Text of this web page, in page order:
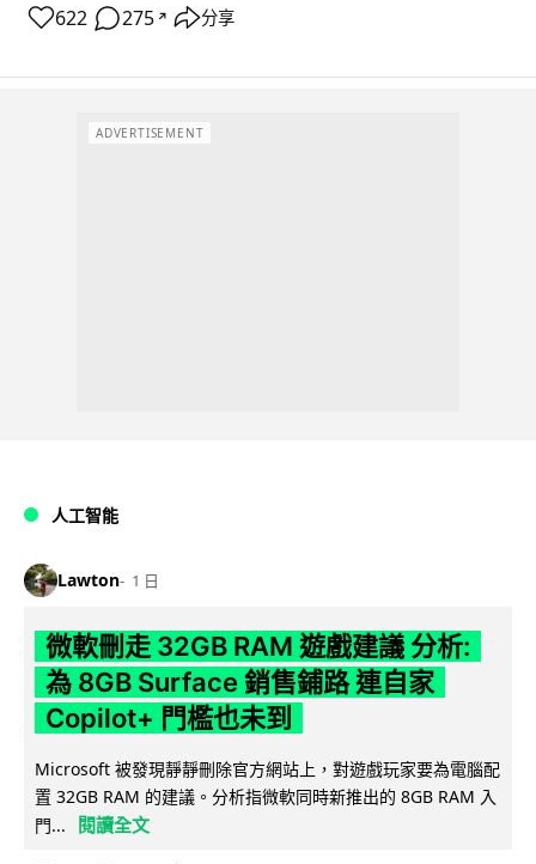
622 275 ↗ 分享
ADVERTISEMENT
人工智能
Lawton 1 日
微軟刪走 32GB RAM 遊戲建議 分析:
為 8GB Surface 銷售鋪路 連自家
Copilot+ 門檻也未到
Microsoft 被發現靜靜刪除官方網站上，對遊戲玩家要為電腦配
置 32GB RAM 的建議。分析指微軟同時新推出的 8GB RAM 入
門...
閱讀全文